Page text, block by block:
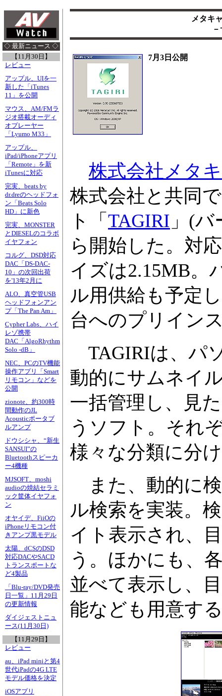
◇ 最新ニュース ◇
【11月30日】
レビュー
アップル、UIを一
新した「iTunes
11」を公開
マウス、AM/FMラ
ジオ搭載オーディ
オプレーヤー
「Lyumo M33」
アップル、
iPad/iPhoneアプリ
「Remote」を新
iTunesに対応
完実、beats by
dr.dreのヘッドフォ
ン「Beats Solo
HD」に新色
完実、MONSTER
とDIESELのコラボ
イヤフォン
コルグ、DSD対応
DAC「DS-DAC-
10」の次回出荷
を'13年2月に
ALO、真空管USB
ヘッドフォンアン
プ「The Pan Am」
Cypher Labs、ハイ
レゾ携帯
DAC「AlgoRhythm
Solo -dB」
NEC、PCのTV機能
操作アプリ「Smart
リモコン」などを
公開
zionote、約300時
間動作のJL
Acousticポータブ
ルアンプ
ドウシシャ、“新生
SANSUI”の
Bluetoothスピーカ
ー4機種
MJSOFT、moshi
audioの焼結セラミ
ック筐体イヤフォ
ン
オヤイデ、FiiOの
iPhoneリモコン付
きアンプ黒モデル
太陽、dCSのDSD
対応DACやSACD
トランスポートな
ど4製品
「Blu-ray/DVD発売
日一覧」11月29日
の更新情報
ダイジェストニュ
ース(11月30日)
【11月29日】
レビュー
au、iPad miniと第4
世代iPadの4G LTE
モデル価格を決定
iOSアプリ
メタキ
7月3日公開
株式会社メタ
株式会社と共同
ト「 TAGIRI 」(
ら開始した。対
イズは2.15MB。
ル用供給も予定
台へのプリイン
TAGIRIは、パ
動的にサムネイ
一括管理し、見
うソフト。それ
様々な分類に分
また、動的に
ル検索を実装。
イト表示され、
う。ほかにも、
並べて表示し、
能なども用意す